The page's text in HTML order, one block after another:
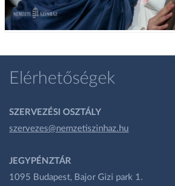
Elérhetőségek
SZERVEZÉSI OSZTÁLY
szervezes@nemzetiszinhaz.hu
JEGYPÉNZTÁR
1095 Budapest, Bajor Gizi park 1.